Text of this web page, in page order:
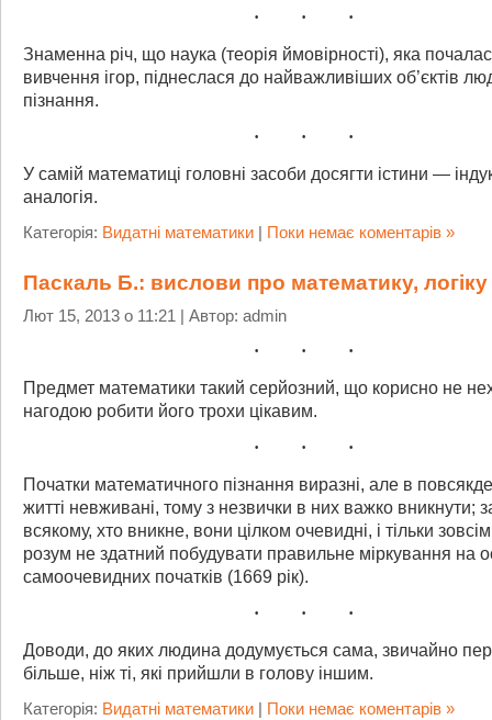
Знаменна річ, що наука (теорія ймовірності), яка
вивчення ігор, піднеслася до найважливіших об’єктів
пізнання.
У самій математиці головні засоби досягти істини —
аналогія.
Категорія: Видатні математики Поки немає коментарів »
Паскаль Б.: вислови про математику, логіку
Лют 15, 2013 о 11:21 | Автор: admin
Предмет математики такий серйозний, що корисно не
нагодою робити його трохи цікавим.
Початки математичного пізнання виразні, але в
житті невживані, тому з незвички в них важко вникнути;
всякому, хто вникне, вони цілком очевидні, і тільки
розум не здатний побудувати правильне міркування на
самоочевидних початків (1669 рік).
Доводи, до яких людина додумується сама, звичайно
більше, ніж ті, які прийшли в голову іншим.
Категорія: Видатні математики Поки немає коментарів »